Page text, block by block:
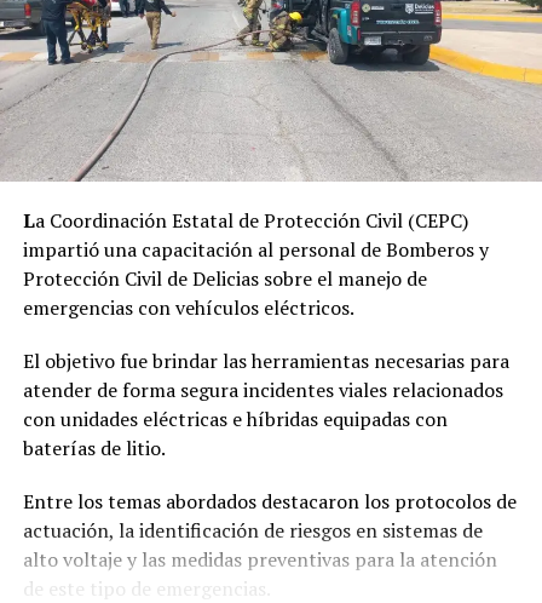
conducir a velocidad moderada y guardar distancia entre
vehículos. También pidió mantener despejados patios,
resumideros y coladeras, ya que la basura acumulada
puede impedir el desalojo del agua y generar mayores
afectaciones en calles y viviendas.
La Coordinación Estatal de Protección Civil (CEPC)
impartió una capacitación al personal de Bomberos y
Protección Civil de Delicias sobre el manejo de
emergencias con vehículos eléctricos.
El objetivo fue brindar las herramientas necesarias para
atender de forma segura incidentes viales relacionados
con unidades eléctricas e híbridas equipadas con
baterías de litio.
Entre los temas abordados destacaron los protocolos de
actuación, la identificación de riesgos en sistemas de
alto voltaje y las medidas preventivas para la atención
de este tipo de emergencias.